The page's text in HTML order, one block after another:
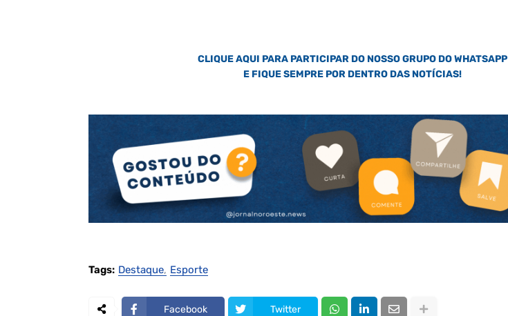
CLIQUE AQUI PARA PARTICIPAR DO NOSSO GRUPO DO WHATSAPP
E FIQUE SEMPRE POR DENTRO DAS NOTÍCIAS!
Tags: Destaque Esporte
Facebook Twitter